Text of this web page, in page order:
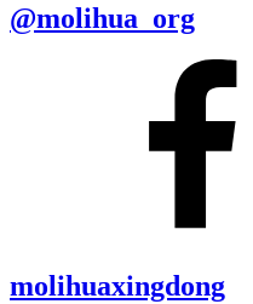
@molihua_org
molihuaxingdong